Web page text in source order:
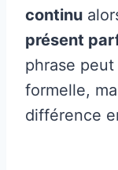
continu
présent
phrase
formelle,
différence